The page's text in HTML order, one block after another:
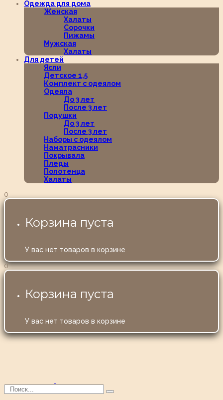
Одежда для дома
Женская
Халаты
Сорочки
Пижамы
Мужская
Халаты
Для детей
Ясли
Детское 1,5
Комплект с одеялом
Одеяла
До 3 лет
После 3 лет
Подушки
До 3 лет
После 3 лет
Наборы с одеялом
Наматрасники
Покрывала
Пледы
Полотенца
Халаты
0
Корзина пуста
У вас нет товаров в корзине
0
Корзина пуста
У вас нет товаров в корзине